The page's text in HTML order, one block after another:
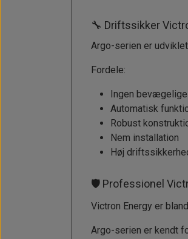
🔧 Driftssikker
Argo-serien er
Fordele:
Ingen
Automatisk
Robust
Nem installation
Høj
🛡️ Professionel
Victron Energy er
Argo-serien er kendt